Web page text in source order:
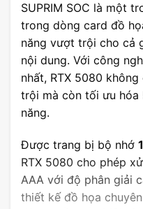
SUPRIM SOC là một
trong dòng card đồ
năng vượt trội cho cả
nội dung. Với công
nhất, RTX 5080
trội mà còn tối ưu hóa
năng.
Được trang bị bộ nhớ
RTX 5080 cho phép
AAA với độ phân giải
thiết kế đồ họa